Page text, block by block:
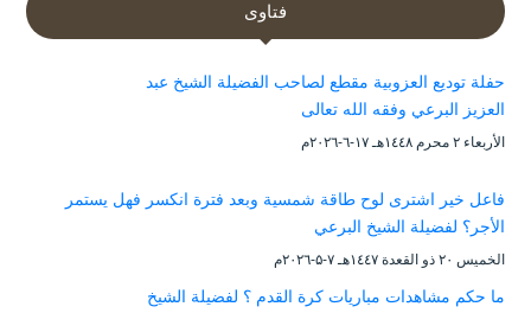
فتاوى
حفلة توديع العزوبية مقطع لصاحب الفضيلة الشيخ عبد
العزيز البرعي وفقه الله تعالى
الأربعاء ۲ محرم ۱٤٤۸هـ ۱۷-٦-۲۰۲٦م
فاعل خير اشترى لوح طاقة شمسية وبعد فترة انكسر فهل يستمر
الأجر؟ لفضيلة الشيخ البرعي
الخميس ۲۰ ذو القعدة ۱٤٤۷هـ ۷-۵-۲۰۲٦م
ما حكم مشاهدات مباريات كرة القدم ؟ لفضيلة الشيخ